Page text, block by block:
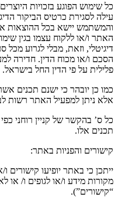
כל שימוש הפוגע בזכויות
עילה לסגירת כרטיס הביקור
והמשתמש יישא בכל ההוצאות
האתר ו/או ללקוח עצמו בגין
דיגיטלי, וזאת, מבלי לגרוע מכל
הסכם ו/או מכוח הדין. חדירה
פלילית על פי הדין החל בישראל.
כמו כן יובהר כי ישנם תכנים
אלא ניתן למפעיל האתר רשות
כל ס’ בהקשר של קניין רוחני
תכנים אלו.
קישורים והפניות באתר:
ייתכן כי באתר יופיעו קישורים ו/
מקורות מידע ו/או לגופים ו/ או
“קישורים”).